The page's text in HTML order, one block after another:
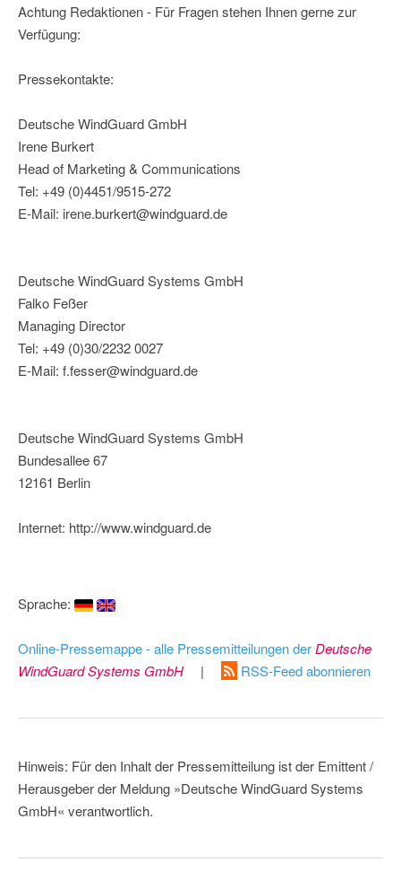
Achtung Redaktionen - Für Fragen stehen Ihnen gerne zur
Verfügung:
Pressekontakte:
Deutsche WindGuard GmbH
Irene Burkert
Head of Marketing & Communications
Tel: +49 (0)4451/9515-272
E-Mail: irene.burkert@windguard.de
Deutsche WindGuard Systems GmbH
Falko Feßer
Managing Director
Tel: +49 (0)30/2232 0027
E-Mail: f.fesser@windguard.de
Deutsche WindGuard Systems GmbH
Bundesallee 67
12161 Berlin
Internet: http://www.windguard.de
Sprache:
Online-Pressemappe - alle Pressemitteilungen derDeutsche
WindGuard Systems GmbH
| RSS-Feed abonnieren
Hinweis: Für den Inhalt der Pressemitteilung ist der Emittent /
Herausgeber der Meldung »Deutsche WindGuard Systems
GmbH« verantwortlich.